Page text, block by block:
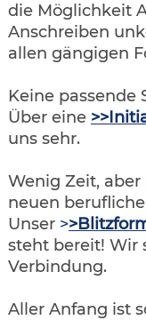
die Möglichkeit
Anschreiben
allen gängigen
Keine passende
Über eine
uns sehr.
Wenig Zeit,
neuen
Unser >
steht bereit! Wir
Verbindung.
Aller Anfang ist